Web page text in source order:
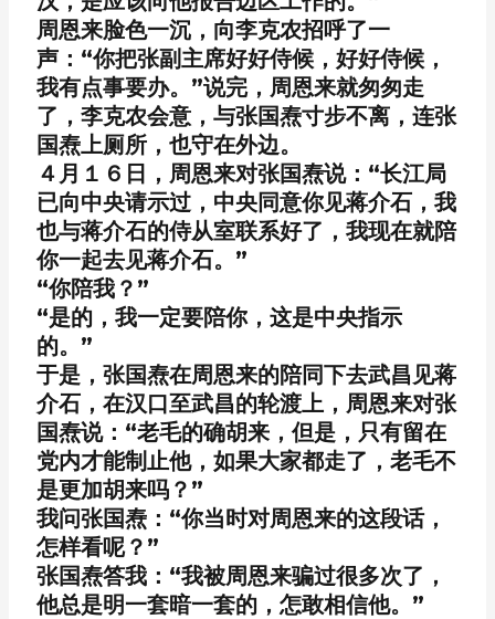
周恩来脸色一沉，向李克农招呼了一
声：“你把张副主席好好侍候，好好侍候，
我有点事要办。”说完，周恩来就匆匆走
了，李克农会意，与张国焘寸步不离，连张
国焘上厕所，也守在外边。
４月１６日，周恩来对张国焘说：“长江局
已向中央请示过，中央同意你见蒋介石，我
也与蒋介石的侍从室联系好了，我现在就陪
你一起去见蒋介石。”
“你陪我？”
“是的，我一定要陪你，这是中央指示
的。”
于是，张国焘在周恩来的陪同下去武昌见蒋
介石，在汉口至武昌的轮渡上，周恩来对张
国焘说：“老毛的确胡来，但是，只有留在
党内才能制止他，如果大家都走了，老毛不
是更加胡来吗？”
我问张国焘：“你当时对周恩来的这段话，
怎样看呢？”
张国焘答我：“我被周恩来骗过很多次了，
他总是明一套暗一套的，怎敢相信他。”